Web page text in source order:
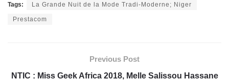
Tags: La Grande Nuit de la Mode Tradi-Moderne; Niger
Prestacom
Previous Post
NTIC : Miss Geek Africa 2018, Melle Salissou Hassane